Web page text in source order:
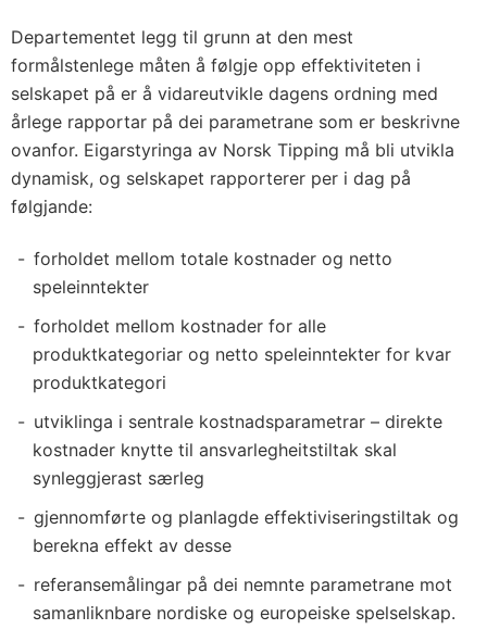
Departementet legg til grunn at den mest
formålstenlege måten å følgje opp effektiviteten i
selskapet på er å vidareutvikle dagens ordning med
årlege rapportar på dei parametrane som er beskrivne
ovanfor. Eigarstyringa av Norsk Tipping må bli utvikla
dynamisk, og selskapet rapporterer per i dag på
følgjande:
forholdet mellom totale kostnader og netto
speleinntekter
forholdet mellom kostnader for alle
produktkategoriar og netto speleinntekter for kvar
produktkategori
utviklinga i sentrale kostnadsparametrar – direkte
kostnader knytte til ansvarlegheitstiltak skal
synleggjerast særleg
gjennomførte og planlagde effektiviseringstiltak og
berekna effekt av desse
referansemålingar på dei nemnte parametrane mot
samanliknbare nordiske og europeiske spelselskap.